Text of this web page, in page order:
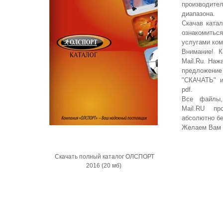
диапазона.
Скачав
услугами
Внимание!
Mail.Ru.
"СКАЧАТЬ" и
pdf.
Все
Mail.RU
абсолютно
Желаем Вам
Cкачать полный каталог ОЛСПОРТ
2016 (20 мб)